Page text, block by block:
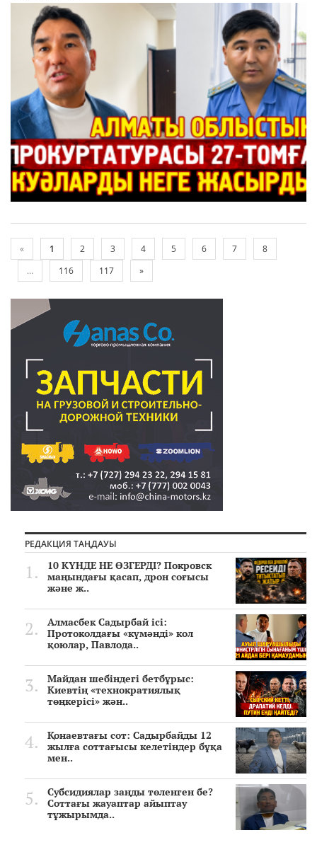
« 1 2 3 4 5 6 7
8
...
116 117 »
РЕДАКЦИЯ ТАҢДАУЫ
10 КҮНДЕ НЕ ӨЗГЕРДІ? Покровск
маңындағы қасап, дрон соғысы
және ж..
Алмасбек Садырбай ісі:
Протоколдағы «күмәнді» кол
қоюлар, Павлода..
Майдан шебіндегі бетбұрыс:
Киевтің «технократиялық
төңкерісі» жән..
Қонаевтағы сот: Садырбайды 12
жылға соттағысы келетіндер бұқа
мен..
Субсидиялар заңды төленген бе?
Соттағы жауаптар айыптау
тұжырымда..